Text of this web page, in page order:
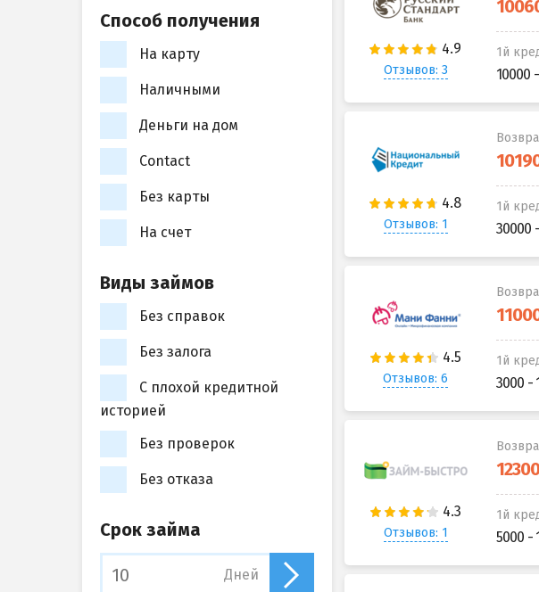
Отзывов: 3
1й
10000
Отзывов: 1
1й
30000
Отзывов: 6
1й
3000 -
Отзывов: 1
1й
5000 -
Способ получения
На карту
Наличными
Деньги на дом
Contact
Без карты
На счет
Виды займов
Без справок
Без залога
С плохой кредитной
историей
Без проверок
Без отказа
Срок займа
Дней